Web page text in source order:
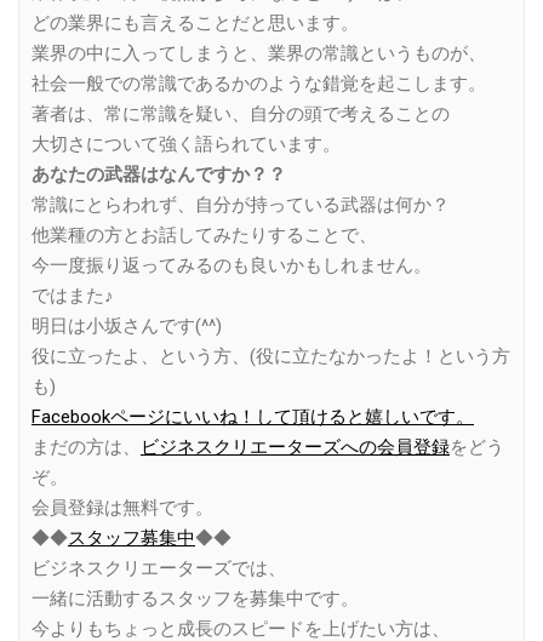
どの業界にも言えることだと思います。
業界の中に入ってしまうと、業界の常識というものが、
社会一般での常識であるかのような錯覚を起こします。
著者は、常に常識を疑い、自分の頭で考えることの
大切さについて強く語られています。
あなたの武器はなんですか？？
常識にとらわれず、自分が持っている武器は何か？
他業種の方とお話してみたりすることで、
今一度振り返ってみるのも良いかもしれません。
ではまた♪
明日は小坂さんです(^^)
役に立ったよ、という方、(役に立たなかったよ！という方
も)
Facebookページにいいね！して頂けると嬉しいです。
まだの方は、
ビジネスクリエーターズへの会員登録をどう
ぞ。
会員登録は無料です。
◆◆スタッフ募集中◆◆
ビジネスクリエーターズでは、
一緒に活動するスタッフを募集中です。
今よりもちょっと成長のスピードを上げたい方は、